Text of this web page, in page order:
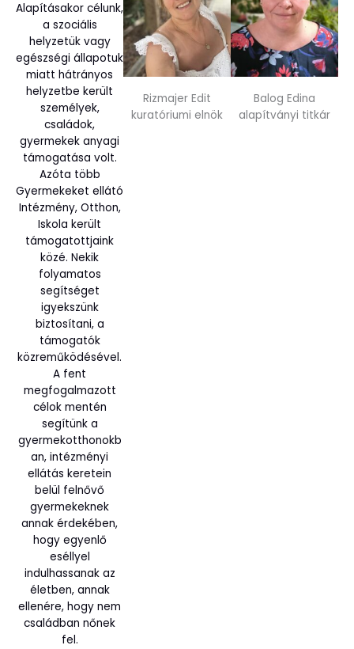
Alapításakor célunk,
a szociális
helyzetük vagy
egészségi állapotuk
miatt hátrányos
helyzetbe került
személyek,
családok,
gyermekek anyagi
támogatása volt.
Azóta több
Gyermekeket ellátó
Intézmény, Otthon,
Iskola került
támogatottjaink
közé. Nekik
folyamatos
segítséget
igyekszünk
biztosítani, a
támogatók
közreműködésével.
A fent
megfogalmazott
célok mentén
segítünk a
gyermekotthonokb
an, intézményi
ellátás keretein
belül felnővő
gyermekeknek
annak érdekében,
hogy egyenlő
eséllyel
indulhassanak az
életben, annak
ellenére, hogy nem
családban nőnek
fel.
Rizmajer Edit
kuratóriumi elnök
Balog Edina
alapítványi titkár